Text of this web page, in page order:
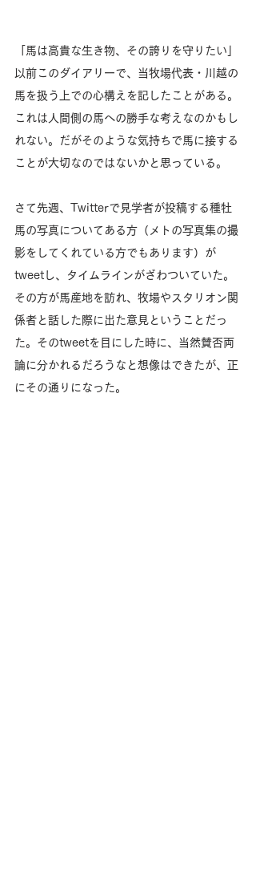
「馬は高貴な生き物、その誇りを守りたい」
以前このダイアリーで、当牧場代表・川越の
馬を扱う上での心構えを記したことがある。
これは人間側の馬への勝手な考えなのかもし
れない。だがそのような気持ちで馬に接する
ことが大切なのではないかと思っている。
さて先週、Twitterで見学者が投稿する種牡
馬の写真についてある方（メトの写真集の撮
影をしてくれている方でもあります）が
tweetし、タイムラインがざわついていた。
その方が馬産地を訪れ、牧場やスタリオン関
係者と話した際に出た意見ということだっ
た。そのtweetを目にした時に、当然賛否両
論に分かれるだろうなと想像はできたが、正
にその通りになった。